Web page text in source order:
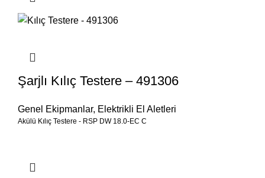
Şarjlı Kılıç Testere – 491306
Genel Ekipmanlar, Elektrikli El Aletleri
Akülü Kılıç Testere - RSP DW 18.0-EC C